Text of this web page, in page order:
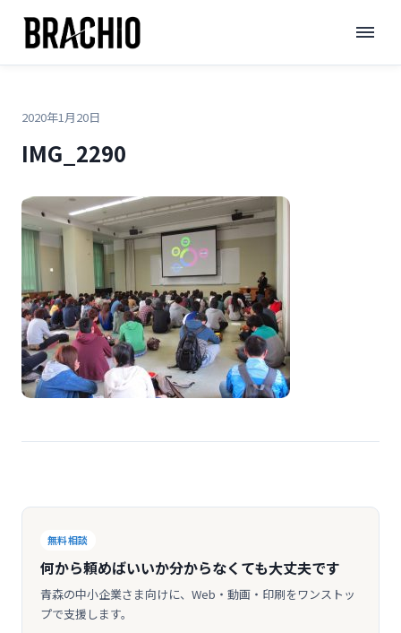
テ
TOP >> IMG_2290
2020年1月20日
IMG_2290
無料相談
何から頼めばいいか分からなくても大丈夫です
青森の中小企業さま向けに、Web・動画・印刷をワンストッ
プで支援します。